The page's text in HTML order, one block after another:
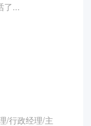
了...
/行政经理/主